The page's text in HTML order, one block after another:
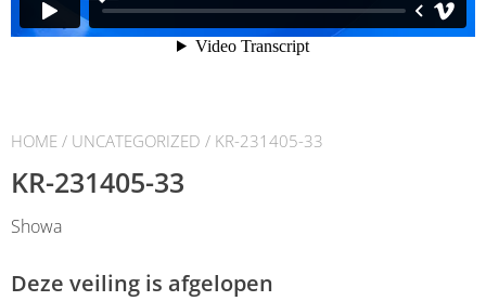
HOME / UNCATEGORIZED / KR-231405-33
KR-231405-33
Showa
Deze veiling is afgelopen